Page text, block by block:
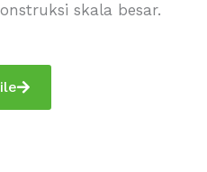
skala besar.